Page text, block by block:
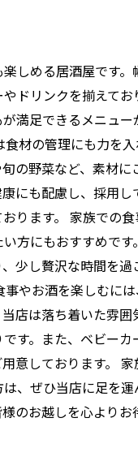
しめる居酒屋です。
ドリンクを揃えてお
満足できるメニュー
食材の管理にも力を
の野菜など、素材に
にも配慮し、採用し
ります。 家族での
方にもおすすめで
少し贅沢な時間を過
事やお酒を楽しむに
店は落ち着いた雰囲
す。また、ベビーカ
意しております。
、ぜひ当店に足を運
のお越しを心よりお